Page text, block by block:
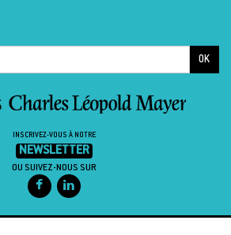
OK
INSCRIVEZ-VOUS À NOTRE
NEWSLETTER
OU SUIVEZ-NOUS SUR